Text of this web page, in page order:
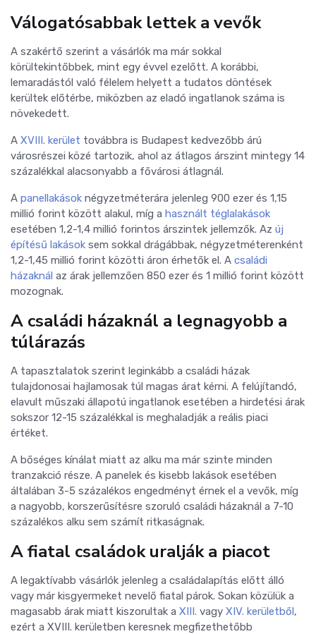
Válogatósabbak lettek a vevők
A szakértő szerint a vásárlók ma már sokkal
körültekintőbbek, mint egy évvel ezelőtt. A korábbi,
lemaradástól való félelem helyett a tudatos döntések
kerültek előtérbe, miközben az eladó ingatlanok száma is
növekedett.
A XVIII. kerület továbbra is Budapest kedvezőbb árú
városrészei közé tartozik, ahol az átlagos árszint mintegy 14
százalékkal alacsonyabb a fővárosi átlagnál.
A panellakások négyzetméterára jelenleg 900 ezer és 1,15
millió forint között alakul, míg a használt téglalakások
esetében 1,2-1,4 millió forintos árszintek jellemzők. Az új
építésű lakások sem sokkal drágábbak, négyzetméterenként
1,2-1,45 millió forint közötti áron érhetők el. A családi
házaknál az árak jellemzően 850 ezer és 1 millió forint között
mozognak.
A családi házaknál a legnagyobb a
túlárazás
A tapasztalatok szerint leginkább a családi házak
tulajdonosai hajlamosak túl magas árat kérni. A felújítandó,
elavult műszaki állapotú ingatlanok esetében a hirdetési árak
sokszor 12-15 százalékkal is meghaladják a reális piaci
értéket.
A bőséges kínálat miatt az alku ma már szinte minden
tranzakció része. A panelek és kisebb lakások esetében
általában 3-5 százalékos engedményt érnek el a vevők, míg
a nagyobb, korszerűsítésre szoruló családi házaknál a 7-10
százalékos alku sem számít ritkaságnak.
A fiatal családok uralják a piacot
A legaktívabb vásárlók jelenleg a családalapítás előtt álló
vagy már kisgyermeket nevelő fiatal párok. Sokan közülük a
magasabb árak miatt kiszorultak a XIII. vagy XIV. kerületből,
ezért a XVIII. kerületben keresnek megfizethetőbb